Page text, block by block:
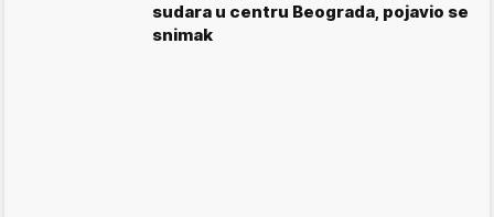
sudara u centru Beograda, pojavio se
snimak